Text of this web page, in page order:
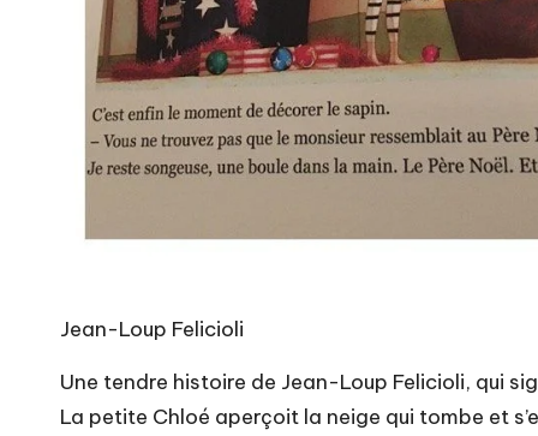
Jean-Loup Felicioli
Une tendre histoire de Jean-Loup Felicioli, qui
La petite Chloé aperçoit la neige qui tombe et